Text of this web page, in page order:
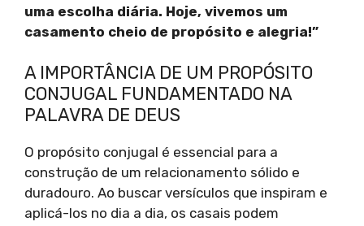
uma escolha diária. Hoje, vivemos um
casamento cheio de propósito e alegria!”
A IMPORTÂNCIA DE UM PROPÓSITO
CONJUGAL FUNDAMENTADO NA
PALAVRA DE DEUS
O propósito conjugal é essencial para a
construção de um relacionamento sólido e
duradouro. Ao buscar versículos que inspiram e
aplicá-los no dia a dia, os casais podem